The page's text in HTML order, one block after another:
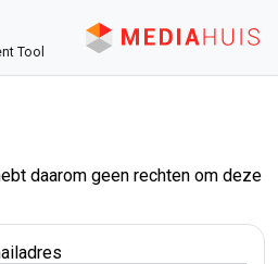
Tool
daarom geen rechten om deze